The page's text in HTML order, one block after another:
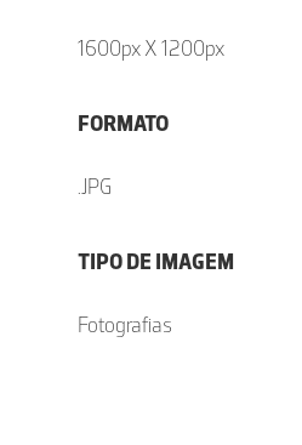
1600px X 1200px
FORMATO
.JPG
TIPO DE IMAGEM
Fotografias